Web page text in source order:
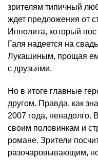
зрителям типичный
ждет предложения от
Ипполита, который
Галя надеется на
Лукашиным, прощая
с друзьями.
Но в итоге главные
другом. Правда, как
2007 года, ненадолго.
своим половинкам и
романе. Зрители
разочаровывающим,